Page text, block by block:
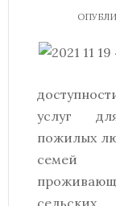
услуг
пожилых
семей
сельских